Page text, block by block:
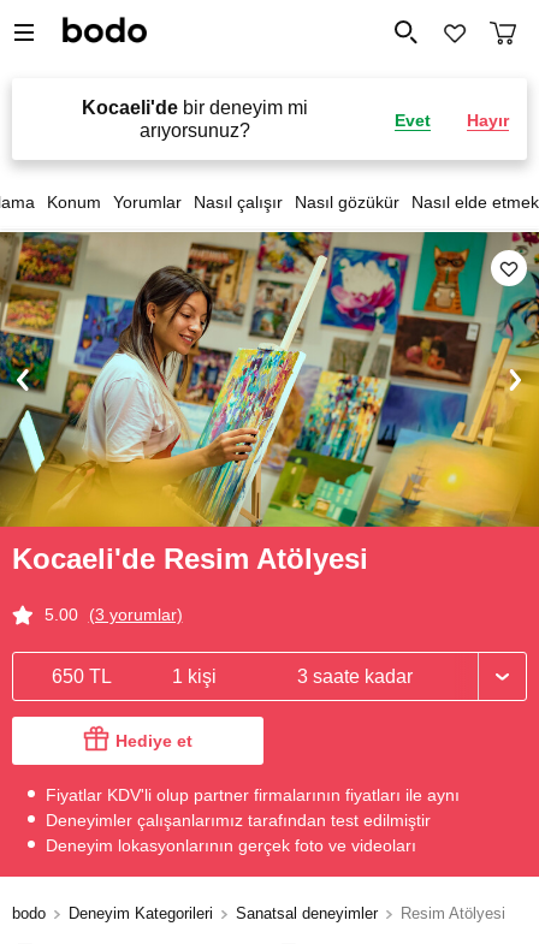
Kocaeli'debir deneyim mi
arıyorsunuz?
Evet Hayır
Konum Yorumlar Nasıl çalışır Nasıl gözükür Nasıl elde etmek
Kocaeli'de Resim Atölyesi
5.00 (3 yorumlar)
650 TL 1 kişi 3 saate kadar
Hediye et
Fiyatlar KDV'li olup partner firmalarının fiyatları ile aynı
Deneyimler çalışanlarımız tarafından test edilmiştir
Deneyim lokasyonlarının gerçek foto ve videoları
bodo Deneyim Kategorileri Sanatsal deneyimler Resim Atölyesi